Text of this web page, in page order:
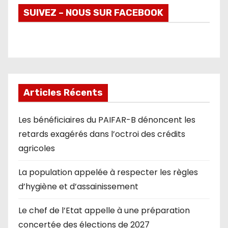
SUIVEZ – NOUS SUR FACEBOOK
Articles Récents
Les bénéficiaires du PAIFAR-B dénoncent les
retards exagérés dans l’octroi des crédits
agricoles
La population appelée à respecter les règles
d’hygiène et d’assainissement
Le chef de l’Etat appelle à une préparation
concertée des élections de 2027